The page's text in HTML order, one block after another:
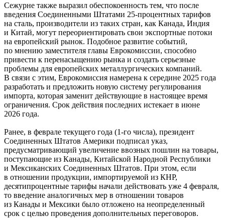
Сежурне также выразил обеспокоенность тем, что после
введения Соединенными Штатами 25-процентных тарифов
на сталь, производители из таких стран, как Канада, Индия
и Китай, могут переориентировать свои экспортные потоки
на европейский рынок. Подобное развитие событий,
по мнению заместителя главы Еврокомиссии, способно
привести к перенасыщению рынка и создать серьезные
проблемы для европейских металлургических компаний.
В связи с этим, Еврокомиссия намерена к середине 2025 года
разработать и предложить новую систему регулирования
импорта, которая заменит действующие в настоящее время
ограничения. Срок действия последних истекает в июне
2026 года.
Ранее, в феврале текущего года (1-го числа), президент
Соединенных Штатов Америки подписал указ,
предусматривающий увеличение ввозных пошлин на товары,
поступающие из Канады, Китайской Народной Республики
и Мексиканских Соединенных Штатов. При этом, если
в отношении продукции, импортируемой из КНР,
десятипроцентные тарифы начали действовать уже 4 февраля,
то введение аналогичных мер в отношении товаров
из Канады и Мексики было отложено на неопределенный
срок с целью проведения дополнительных переговоров.